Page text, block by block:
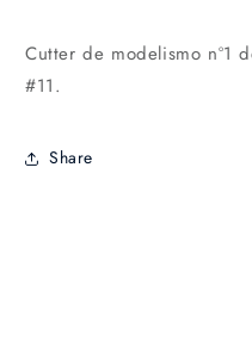
Cutter de modelismo nº1
#11.
Share